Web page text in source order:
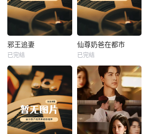
热播
邪王追妻
未知
邪王追妻
已完结
热播
未知
仙尊奶爸在都市
已完结